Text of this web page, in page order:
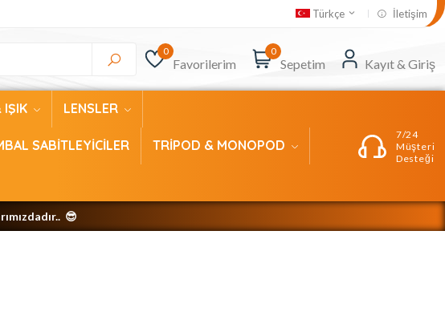
Türkçe İletişim
0
Favorilerim
0
Sepetim Kayıt & Giriş
IŞIK LENSLER
SABİTLEYİCİLER TRİPOD & MONOPOD
7/24
Müşteri
Desteği
😎